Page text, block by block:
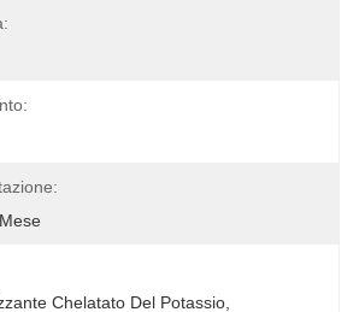
Chelatato Del Potassio